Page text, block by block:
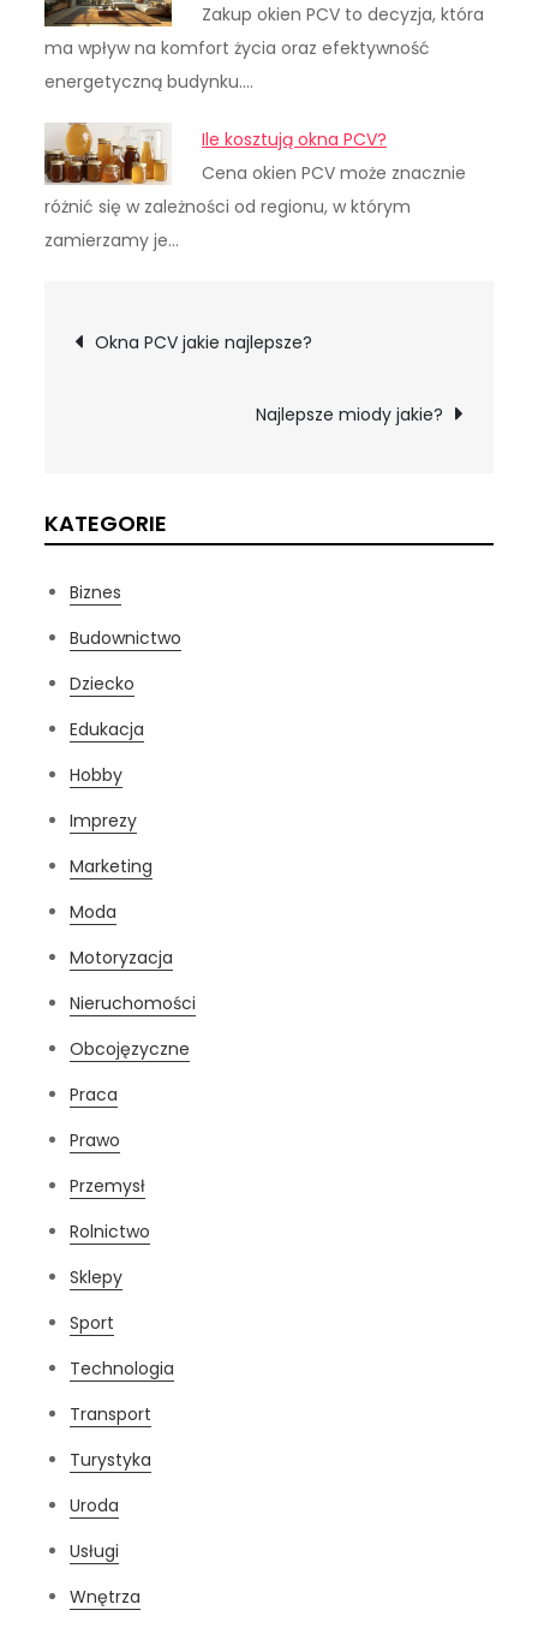
Zakup okien PCV to decyzja, która
ma wpływ na komfort życia oraz efektywność
energetyczną budynku.…
Ile kosztują okna PCV?
Cena okien PCV może znacznie
różnić się w zależności od regionu, w którym
zamierzamy je…
Nawigacja
Okna PCV jakie najlepsze?
Najlepsze miody jakie?
KATEGORIE
Biznes
Budownictwo
Dziecko
Edukacja
Hobby
Imprezy
Marketing
Moda
Motoryzacja
Nieruchomości
Obcojęzyczne
Praca
Prawo
Przemysł
Rolnictwo
Sklepy
Sport
Technologia
Transport
Turystyka
Uroda
Usługi
Wnętrza